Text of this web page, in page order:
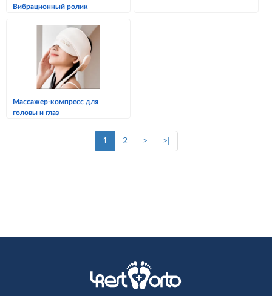
Вибрационный ролик
Массажер-компресс для
головы и глаз
1 2 > >|